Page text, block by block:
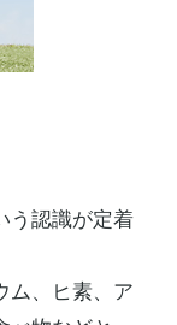
う認識が定着
ム、ヒ素、ア